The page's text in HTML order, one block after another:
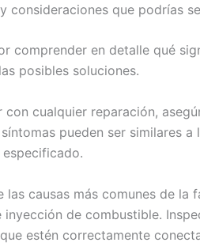
consideraciones que podrías
comprender en detalle qué
posibles soluciones.
cualquier reparación,
pueden ser
causas más comunes de
de combustible.
estén correctamente